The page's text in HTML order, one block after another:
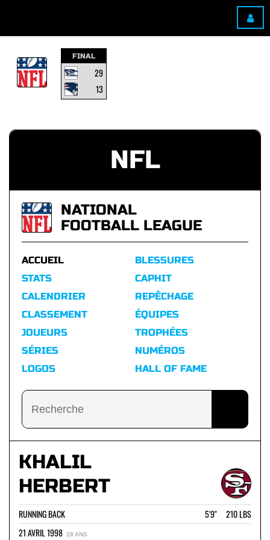
FINAL
29
13
NFL
NATIONAL
FOOTBALL LEAGUE
ACCUEIL
STATS
CALENDRIER
CLASSEMENT
BLESSURES
CAPHIT
REPÊCHAGE
ÉQUIPES
JOUEURS
SÉRIES
LOGOS
TROPHÉES
NUMÉROS
HALL OF FAME
KHALIL
HERBERT
RUNNING BACK
5'9" 210 LBS
21 AVRIL 1998 28 ANS